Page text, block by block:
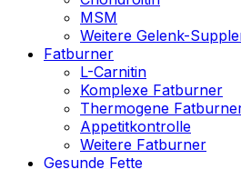
MSM
Weitere Gelenk-
Fatburner
L-Carnitin
Komplexe Fatburner
Thermogene
Appetitkontrolle
Weitere Fatburner
Gesunde Fette